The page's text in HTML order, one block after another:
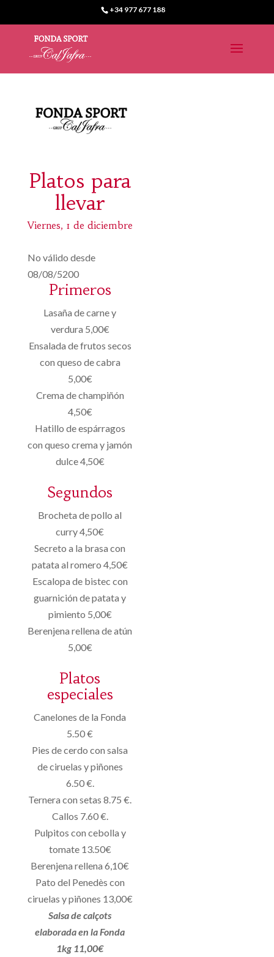
+34 977 677 188
Platos para
llevar
Viernes, 1 de diciembre
No válido desde
08/08/5200
Primeros
Lasaña de carne y
verdura 5,00€
Ensalada de frutos secos
con queso de cabra
5,00€
Crema de champiñón
4,50€
Hatillo de espárragos
con queso crema y jamón
dulce 4,50€
Segundos
Brocheta de pollo al
curry 4,50€
Secreto a la brasa con
patata al romero 4,50€
Escalopa de bistec con
guarnición de patata y
pimiento 5,00€
Berenjena rellena de atún
5,00€
Platos
especiales
Canelones de la Fonda
5.50 €
Pies de cerdo con salsa
de ciruelas y piñones
6.50 €.
Ternera con setas 8.75 €.
Callos 7.60 €.
Pulpitos con cebolla y
tomate 13.50€
Berenjena rellena 6,10€
Pato del Penedès con
ciruelas y piñones 13,00€
Salsa de calçots
elaborada en la Fonda
1kg 11,00€